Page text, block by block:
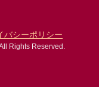
バシーポリシー
Rights Reserved.